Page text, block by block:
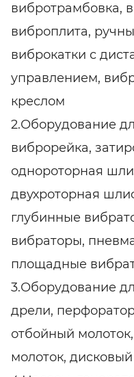
вибротрамбовка,
виброплита,
виброкатки с
управлением,
креслом
2.Оборудование
виброрейка,
однороторная
двухроторная
глубинные
вибраторы,
площадные
3.Оборудование
дрели,
отбойный
молоток,